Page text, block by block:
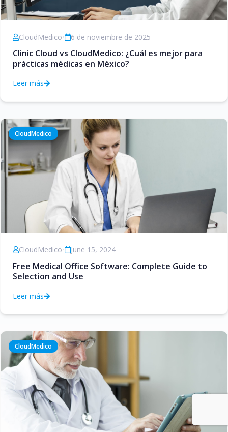
CloudMedico• 6 de noviembre de 2025
Clinic Cloud vs CloudMedico: ¿Cuál es mejor para
prácticas médicas en México?
Leer más
CloudMedico
CloudMedico• June 15, 2024
Free Medical Office Software: Complete Guide to
Selection and Use
Leer más
CloudMedico